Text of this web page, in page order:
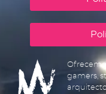
gamers,